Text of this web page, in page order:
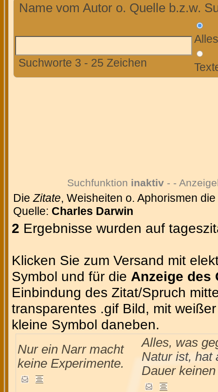
Name vom Autor o. Quelle b.z.w.
Suchworte 3 - 25 Zeichen
Alles
Suchfunktion inaktiv - -
DieZitate, Weisheiten o. Aphorismen
Quelle: Charles Darwin
2 Ergebnisse wurden auf
Klicken Sie zum Versand mit
Symbol und für die Anzeige des
Einbindung des Zitat/Spruch
transparentes .gif Bild, mit
kleine Symbol daneben.
Nur ein Narr macht
keine Experimente.
Alles, was
Natur ist, hat
Dauer